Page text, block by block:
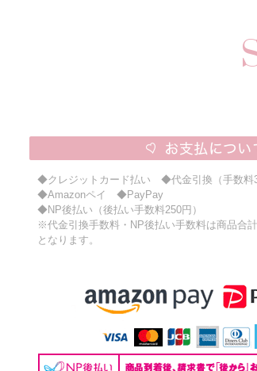
◆クレジットカード払い ◆代金引換（手数料
◆Amazonペイ ◆PayPay
◆NP後払い（後払い手数料250円）
※代金引換手数料・NP後払い手数料は商品合
となります。